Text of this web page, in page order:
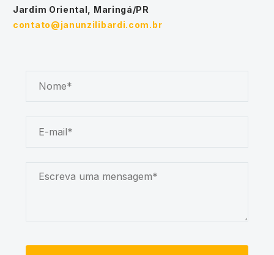
Jardim Oriental, Maringá/PR
contato@janunzilibardi.com.br